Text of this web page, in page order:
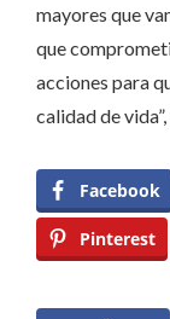
mayores que
que
acciones para
calidad de
Facebook
Pinterest